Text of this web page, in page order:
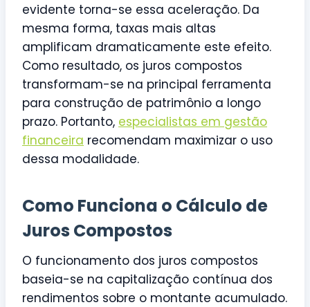
evidente torna-se essa aceleração. Da
mesma forma, taxas mais altas
amplificam dramaticamente este efeito.
Como resultado, os juros compostos
transformam-se na principal ferramenta
para construção de patrimônio a longo
prazo. Portanto, especialistas em gestão
financeira recomendam maximizar o uso
dessa modalidade.
Como Funciona o Cálculo de
Juros Compostos
O funcionamento dos juros compostos
baseia-se na capitalização contínua dos
rendimentos sobre o montante acumulado.